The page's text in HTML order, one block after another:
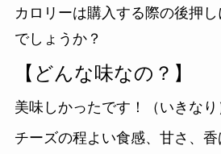
カロリーは購入する際の後押
でしょうか？
【どんな味なの？】
美味しかったです！（いきなり
チーズの程よい食感、甘さ、